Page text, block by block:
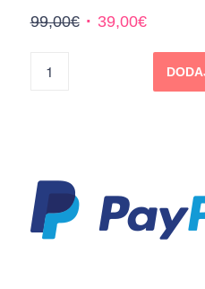
99,00€ Izvirna
39,00€Trenutna